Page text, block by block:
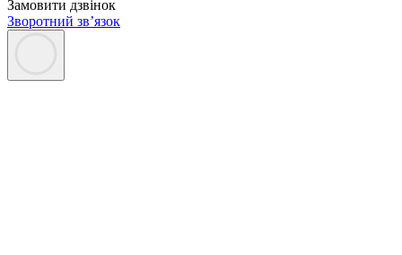
Замовити дзвінок
Зворотний зв’язок